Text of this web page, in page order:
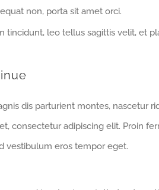
non, porta sit amet orci.
tincidunt, leo tellus sagittis velit, et
dis parturient montes, nascetur
consectetur adipiscing elit. Proin
vestibulum eros tempor eget.